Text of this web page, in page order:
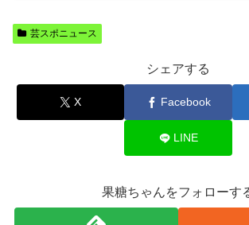
芸スポニュース
シェアする
X Facebook
LINE
果糖ちゃんをフォローす